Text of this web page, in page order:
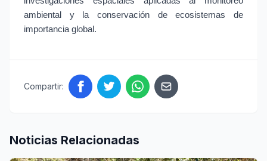
ambiental y la conservación de ecosistemas de
importancia global.
Compartir:
Noticias Relacionadas